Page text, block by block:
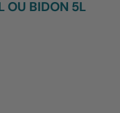
OU BIDON 5L